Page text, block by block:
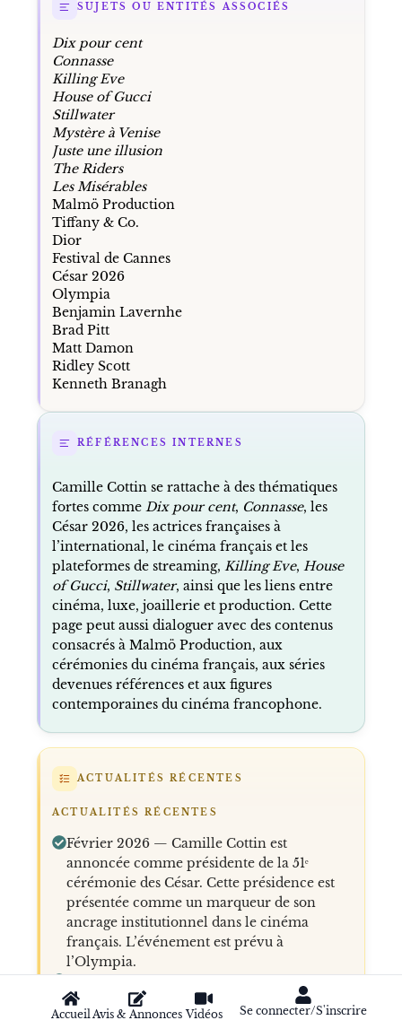
AccueilAvis & Annonces Vidéos Se connecter/S'inscrire
SUJETS OU ENTITÉS ASSOCIÉS
Dix pour cent
Connasse
Killing Eve
House of Gucci
Stillwater
Mystère à Venise
Juste une illusion
The Riders
Les Misérables
Malmö Production
Tiffany & Co.
Dior
Festival de Cannes
César 2026
Olympia
Benjamin Lavernhe
Brad Pitt
Matt Damon
Ridley Scott
Kenneth Branagh
RÉFÉRENCES INTERNES
Camille Cottin se rattache à des thématiques
fortes comme Dix pour cent, Connasse, les
César 2026, les actrices françaises à
l’international, le cinéma français et les
plateformes de streaming, Killing Eve, House
of Gucci, Stillwater, ainsi que les liens entre
cinéma, luxe, joaillerie et production. Cette
page peut aussi dialoguer avec des contenus
consacrés à Malmö Production, aux
cérémonies du cinéma français, aux séries
devenues références et aux figures
contemporaines du cinéma francophone.
ACTUALITÉS RÉCENTES
ACTUALITÉS RÉCENTES
Février 2026 — Camille Cottin est
annoncée comme présidente de la 51ᵉ
cérémonie des César. Cette présidence est
présentée comme un marqueur de son
ancrage institutionnel dans le cinéma
français. L’événement est prévu à
l’Olympia.
César, qu’elle préside, est prévue le 27
février 2026 à l’Olympia. Cette date